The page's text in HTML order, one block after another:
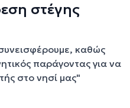
στέγης
καθώς
παράγοντας για να
στο νησί μας"